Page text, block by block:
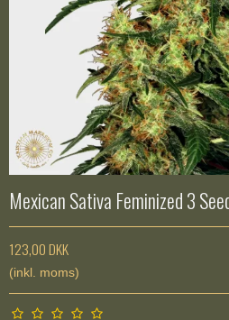
Mexican Sativa Feminized 3
123,00 DKK
(inkl. moms)